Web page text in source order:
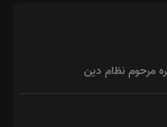
مرحوم نظام دین